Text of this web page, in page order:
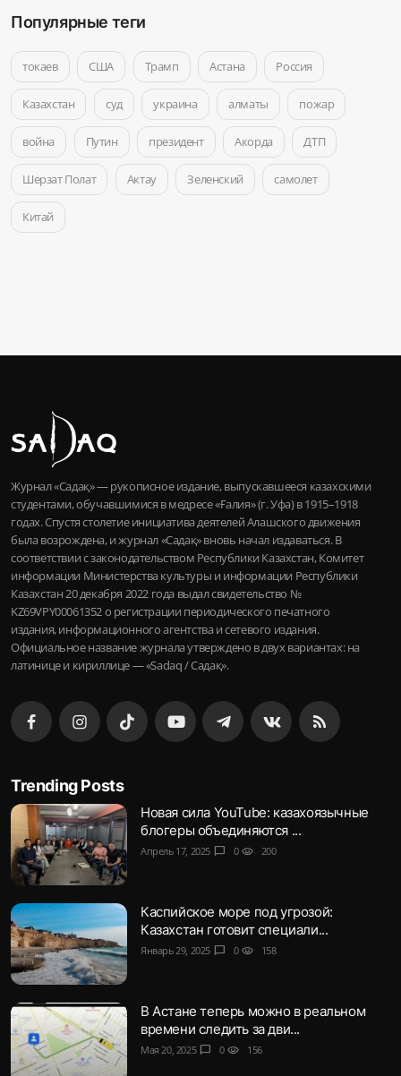
Популярные теги
токаев США Трамп Астана Россия
Казахстан суд украина алматы пожар
война Путин президент Акорда ДТП
Шерзат Полат Актау Зеленский самолет
Китай
Журнал «Садақ» — рукописное издание, выпускавшееся казахскими
студентами, обучавшимися в медресе «Ғалия» (г. Уфа) в 1915–1918
годах. Спустя столетие инициатива деятелей Алашского движения
была возрождена, и журнал «Садақ» вновь начал издаваться. В
соответствии с законодательством Республики Казахстан, Комитет
информации Министерства культуры и информации Республики
Казахстан 20 декабря 2022 года выдал свидетельство №
KZ69VPY00061352 о регистрации периодического печатного
издания, информационного агентства и сетевого издания.
Официальное название журнала утверждено в двух вариантах: на
латинице и кириллице — «Sadaq / Садақ».
Trending Posts
Новая сила YouTube: казахоязычные
блогеры объединяются ...
Апрель 17, 2025 chat_bubble 0 visibility 200
Каспийское море под угрозой:
Казахстан готовит специали...
Январь 29, 2025 chat_bubble 0 visibility 158
В Астане теперь можно в реальном
времени следить за дви...
Мая 20, 2025 chat_bubble 0 visibility 156